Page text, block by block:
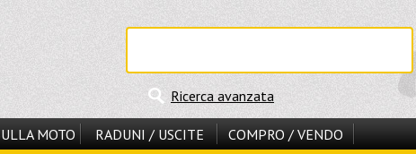
Ricerca avanzata
MOTO RADUNI / USCITE
COMPRO / VENDO